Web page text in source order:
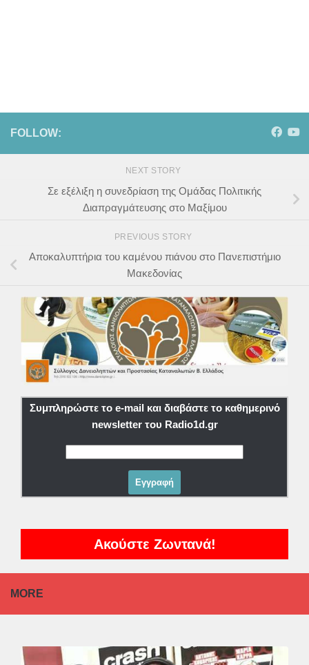
FOLLOW:
NEXT STORY
Σε εξέλιξη η συνεδρίαση της Ομάδας Πολιτικής
Διαπραγμάτευσης στο Μαξίμου
PREVIOUS STORY
Αποκαλυπτήρια του καμένου πιάνου στο Πανεπιστήμιο
Μακεδονίας
Συμπληρώστε το e-mail και διαβάστε το καθημερινό
newsletter του Radio1d.gr
Ακούστε Ζωντανά!
MORE